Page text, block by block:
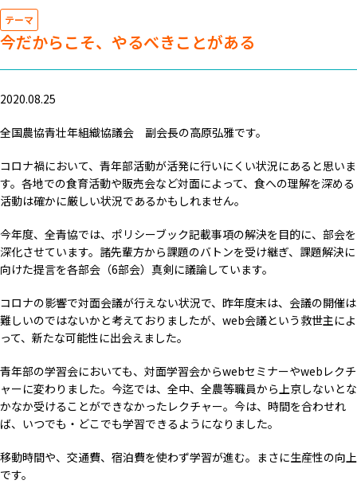
テーマ
今だからこそ、やるべきことがある
2020.08.25
全国農協青壮年組織協議会 副会長の高原弘雅です。
コロナ禍において、青年部活動が活発に行いにくい状況にあると思いま
す。各地での食育活動や販売会など対面によって、食への理解を深める
活動は確かに厳しい状況であるかもしれません。
今年度、全青協では、ポリシーブック記載事項の解決を目的に、部会を
深化させています。諸先輩方から課題のバトンを受け継ぎ、課題解決に
向けた提言を各部会（6部会）真剣に議論しています。
コロナの影響で対面会議が行えない状況で、昨年度末は、会議の開催は
難しいのではないかと考えておりましたが、web会議という救世主によ
って、新たな可能性に出会えました。
青年部の学習会においても、対面学習会からwebセミナーやwebレクチ
ャーに変わりました。今迄では、全中、全農等職員から上京しないとな
かなか受けることができなかったレクチャー。今は、時間を合わせれ
ば、いつでも・どこでも学習できるようになりました。
移動時間や、交通費、宿泊費を使わず学習が進む。まさに生産性の向上
です。